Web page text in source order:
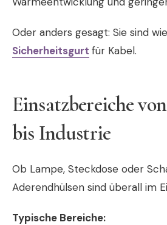
Oder anders gesagt: Sie sind
Sicherheitsgurt für Kabel.
Einsatzbereiche
bis Industrie
Ob Lampe, Steckdose oder
Aderendhülsen sind überall im
Typische Bereiche: